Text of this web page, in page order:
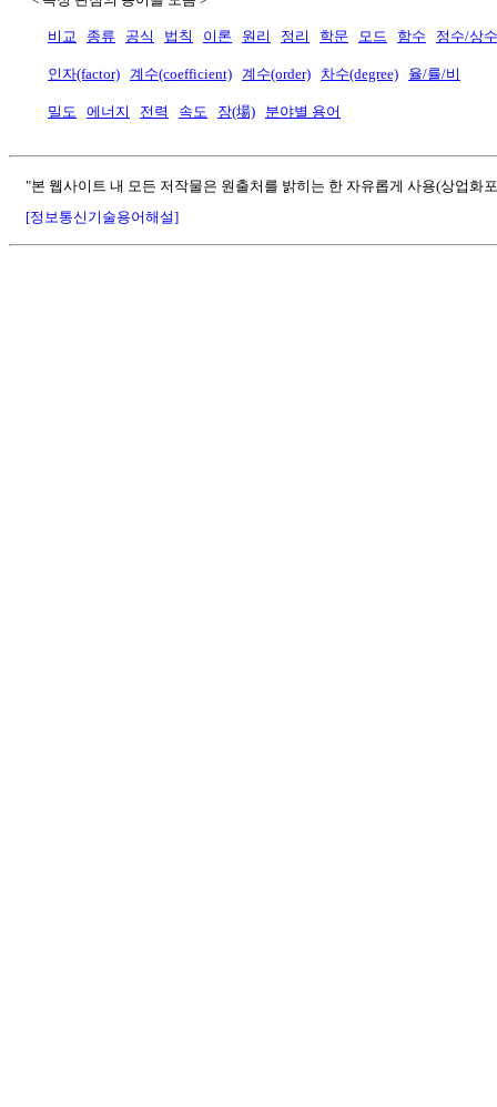
비교 종류 공식 법칙 이론 원리 정리 학문 모드 함수 정수/상수
인자(factor) 계수(coefficient) 계수(order) 차수(degree) 율/률/비
밀도 에너지 전력 속도 장(場) 분야별 용어
"본 웹사이트 내 모든 저작물은 원출처를 밝히는 한 자유롭게 사용(상업화
[정보통신기술용어해설]